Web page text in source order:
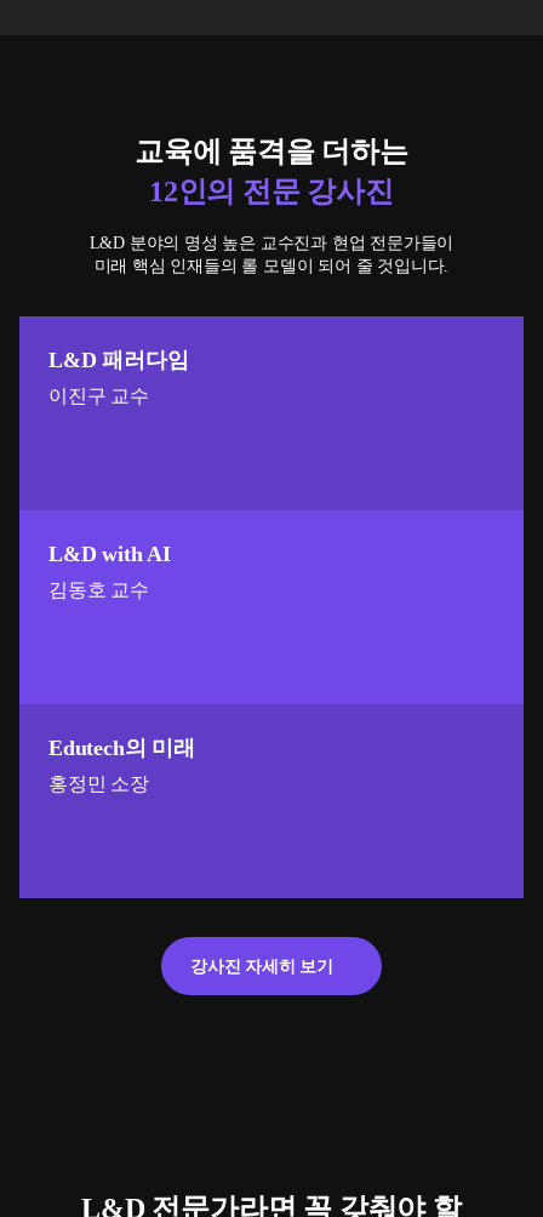
교육에 품격을 더하는
12인의 전문 강사진
L&D 분야의 명성 높은 교수진과 현업 전문가들이
미래 핵심 인재들의 롤 모델이 되어 줄 것입니다.
L&D 패러다임
이진구 교수
L&D with AI
김동호 교수
Edutech의 미래
홍정민 소장
강사진 자세히 보기
L&D 전문가라면 꼭 갖춰야 할